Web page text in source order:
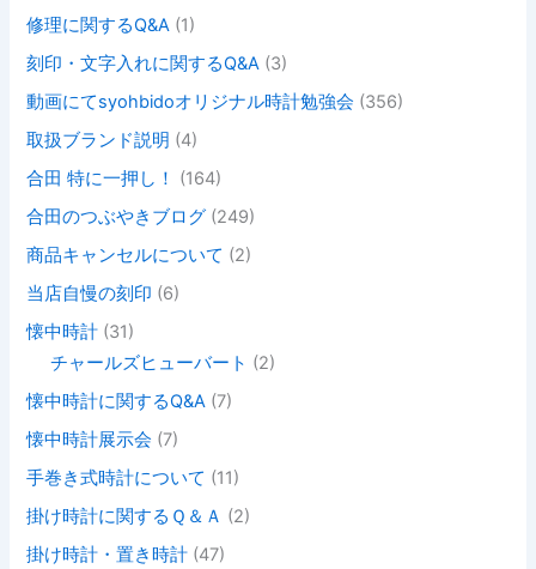
修理に関するQ&A (1)
刻印・文字入れに関するQ&A (3)
動画にてsyohbidoオリジナル時計勉強会 (356)
取扱ブランド説明 (4)
合田 特に一押し！
(164)
合田のつぶやきブログ (249)
商品キャンセルについて (2)
当店自慢の刻印 (6)
懐中時計 (31)
チャールズヒューバート (2)
懐中時計に関するQ&A (7)
懐中時計展示会 (7)
手巻き式時計について (11)
掛け時計に関するＱ＆Ａ (2)
掛け時計・置き時計 (47)